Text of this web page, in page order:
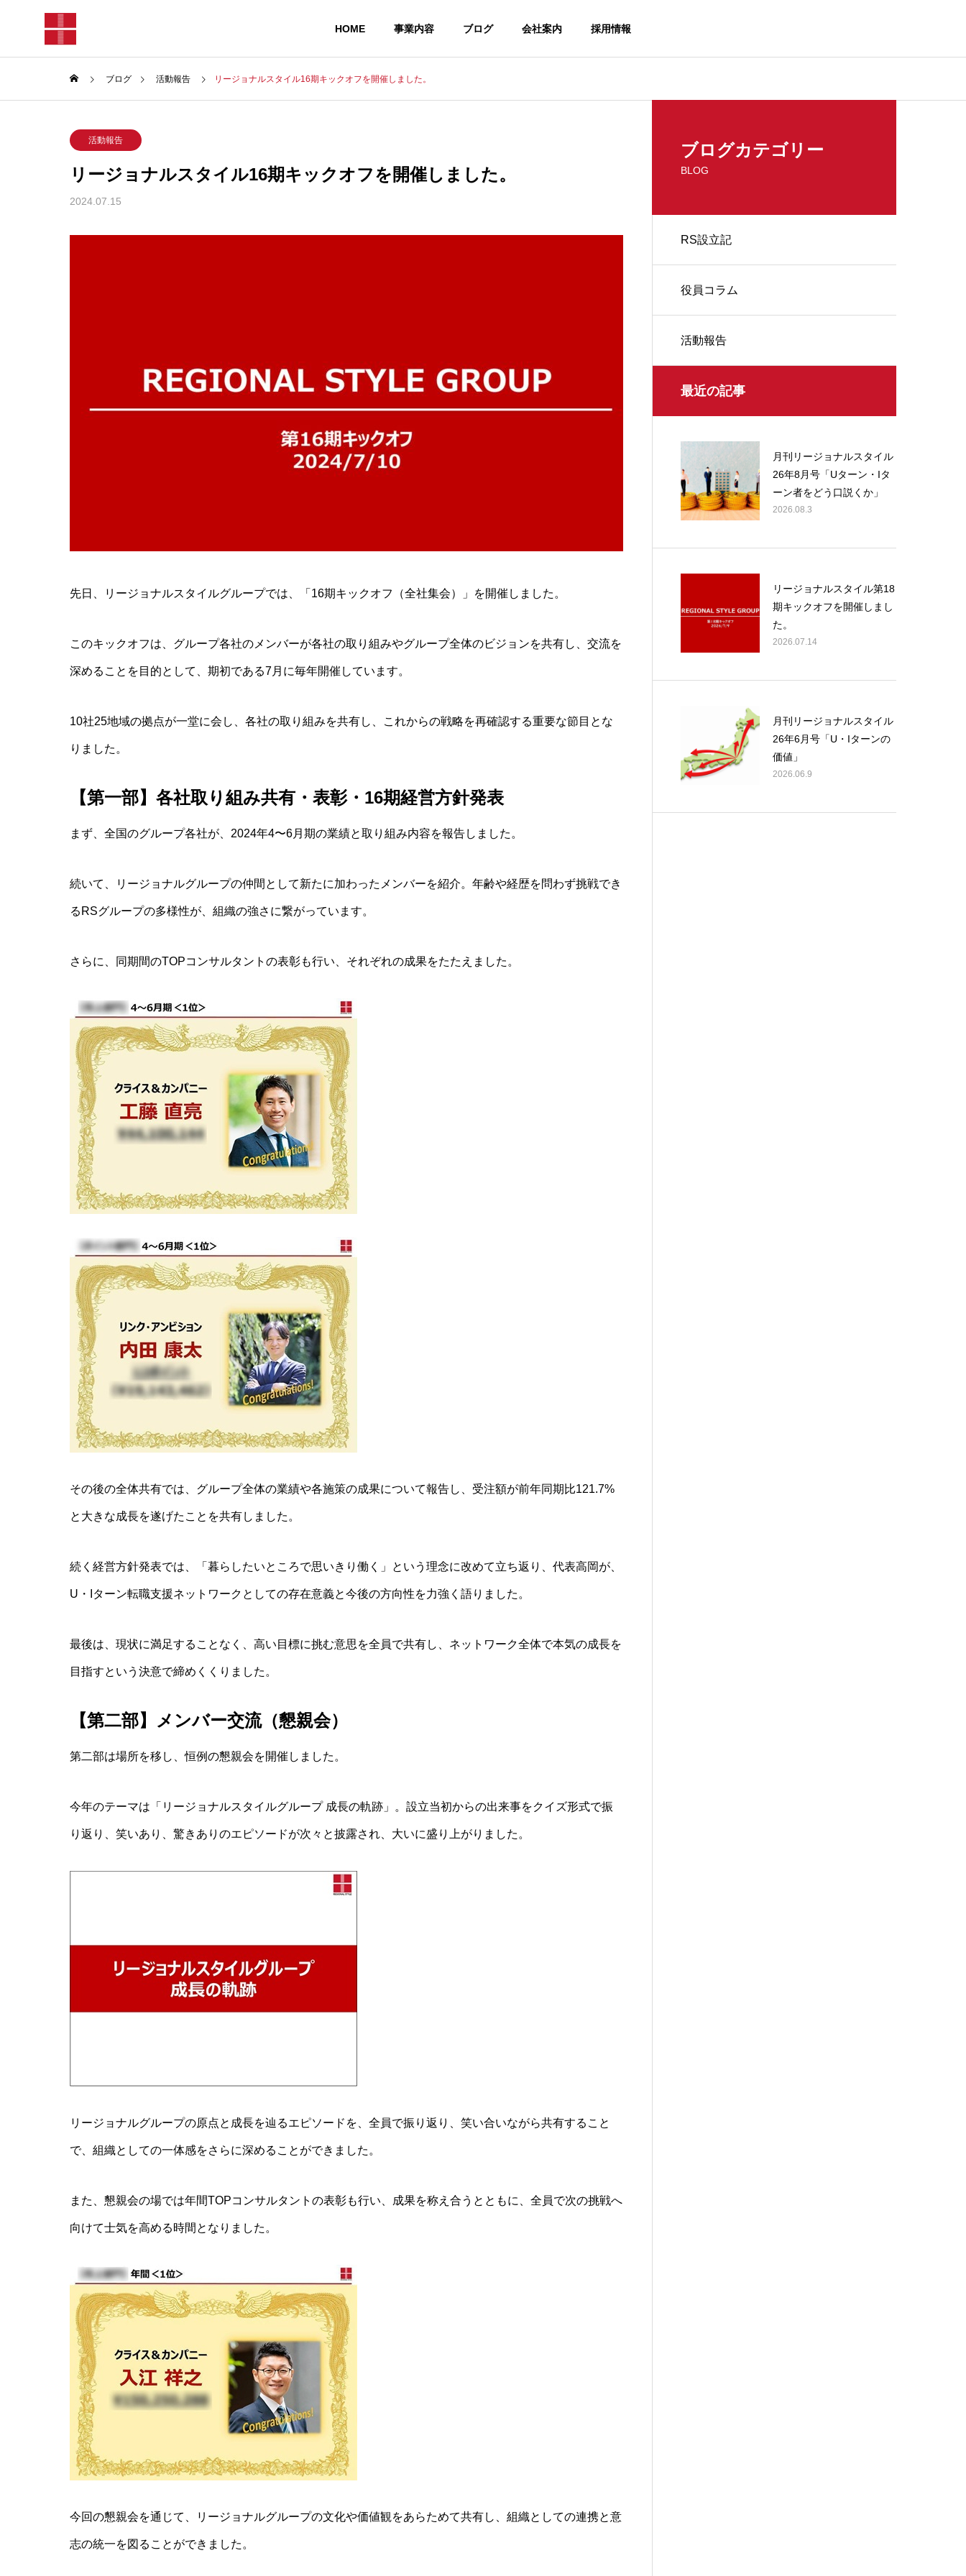
HOME 事業内容 ブログ 会社案内 採用情報
ブログ 活動報告 リージョナルスタイル16期キックオフを開催しました。
活動報告
リージョナルスタイル16期キックオフを開催しました。
2024.07.15
先日、リージョナルスタイルグループでは、「16期キックオフ（全社集会）」を開催しました。
このキックオフは、グループ各社のメンバーが各社の取り組みやグループ全体のビジョンを共有し、交流を
深めることを目的として、期初である7月に毎年開催しています。
10社25地域の拠点が一堂に会し、各社の取り組みを共有し、これからの戦略を再確認する重要な節目とな
りました。
【第一部】各社取り組み共有・表彰・16期経営方針発表
まず、全国のグループ各社が、2024年4〜6月期の業績と取り組み内容を報告しました。
続いて、リージョナルグループの仲間として新たに加わったメンバーを紹介。年齢や経歴を問わず挑戦でき
るRSグループの多様性が、組織の強さに繋がっています。
さらに、同期間のTOPコンサルタントの表彰も行い、それぞれの成果をたたえました。
その後の全体共有では、グループ全体の業績や各施策の成果について報告し、受注額が前年同期比121.7%
と大きな成長を遂げたことを共有しました。
続く経営方針発表では、「暮らしたいところで思いきり働く」という理念に改めて立ち返り、代表高岡が、
U・Iターン転職支援ネットワークとしての存在意義と今後の方向性を力強く語りました。
最後は、現状に満足することなく、高い目標に挑む意思を全員で共有し、ネットワーク全体で本気の成長を
目指すという決意で締めくくりました。
【第二部】メンバー交流（懇親会）
第二部は場所を移し、恒例の懇親会を開催しました。
今年のテーマは「リージョナルスタイルグループ 成長の軌跡」。設立当初からの出来事をクイズ形式で振
り返り、笑いあり、驚きありのエピソードが次々と披露され、大いに盛り上がりました。
リージョナルグループの原点と成長を辿るエピソードを、全員で振り返り、笑い合いながら共有すること
で、組織としての一体感をさらに深めることができました。
また、懇親会の場では年間TOPコンサルタントの表彰も行い、成果を称え合うとともに、全員で次の挑戦へ
向けて士気を高める時間となりました。
今回の懇親会を通じて、リージョナルグループの文化や価値観をあらためて共有し、組織としての連携と意
志の統一を図ることができました。
ブログカテゴリー
BLOG
RS設立記
役員コラム
活動報告
最近の記事
月刊リージョナルスタイル
26年8月号「Uターン・Iタ
ーン者をどう口説くか」
2026.08.3
リージョナルスタイル第18
期キックオフを開催しまし
た。
2026.07.14
月刊リージョナルスタイル
26年6月号「U・Iターンの
価値」
2026.06.9